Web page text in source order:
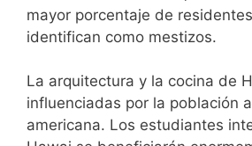
mayor porcentaje de
identifican como mestizos.
La arquitectura y la cocina de
influenciadas por la población
americana. Los estudiantes